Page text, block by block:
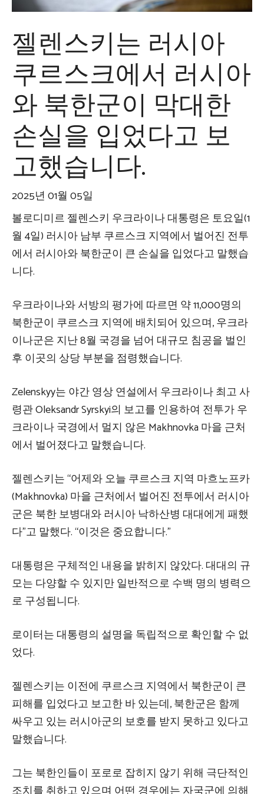
젤렌스키는 러시아
쿠르스크에서 러시아
와 북한군이 막대한
손실을 입었다고 보
고했습니다.
2025년 01월 05일
볼로디미르 젤렌스키 우크라이나 대통령은 토요일(1
월 4일) 러시아 남부 쿠르스크 지역에서 벌어진 전투
에서 러시아와 북한군이 큰 손실을 입었다고 말했습
니다.
우크라이나와 서방의 평가에 따르면 약 11,000명의
북한군이 쿠르스크 지역에 배치되어 있으며, 우크라
이나군은 지난 8월 국경을 넘어 대규모 침공을 벌인
후 이곳의 상당 부분을 점령했습니다.
Zelenskyy는 야간 영상 연설에서 우크라이나 최고 사
령관 Oleksandr Syrskyi의 보고를 인용하여 전투가 우
크라이나 국경에서 멀지 않은 Makhnovka 마을 근처
에서 벌어졌다고 말했습니다.
젤렌스키는 “어제와 오늘 쿠르스크 지역 마흐노프카
(Makhnovka) 마을 근처에서 벌어진 전투에서 러시아
군은 북한 보병대와 러시아 낙하산병 대대에게 패했
다”고 말했다. “이것은 중요합니다.”
대통령은 구체적인 내용을 밝히지 않았다. 대대의 규
모는 다양할 수 있지만 일반적으로 수백 명의 병력으
로 구성됩니다.
로이터는 대통령의 설명을 독립적으로 확인할 수 없
었다.
젤렌스키는 이전에 쿠르스크 지역에서 북한군이 큰
피해를 입었다고 보고한 바 있는데, 북한군은 함께
싸우고 있는 러시아군의 보호를 받지 못하고 있다고
말했습니다.
그는 북한인들이 포로로 잡히지 않기 위해 극단적인